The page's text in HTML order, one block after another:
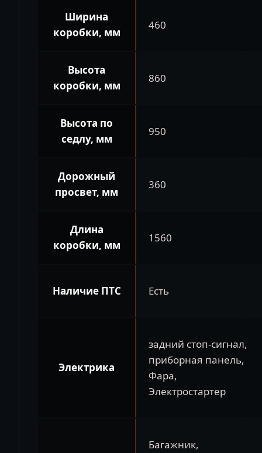
Ширина
коробки, мм
460
Высота
коробки, мм
860
Высота по
седлу, мм
950
Дорожный
просвет, мм
360
Длина
коробки, мм
1560
Наличие ПТС Есть
Электрика
задний стоп-сигнал,
приборная панель,
Фара,
Электростартер
Багажник,